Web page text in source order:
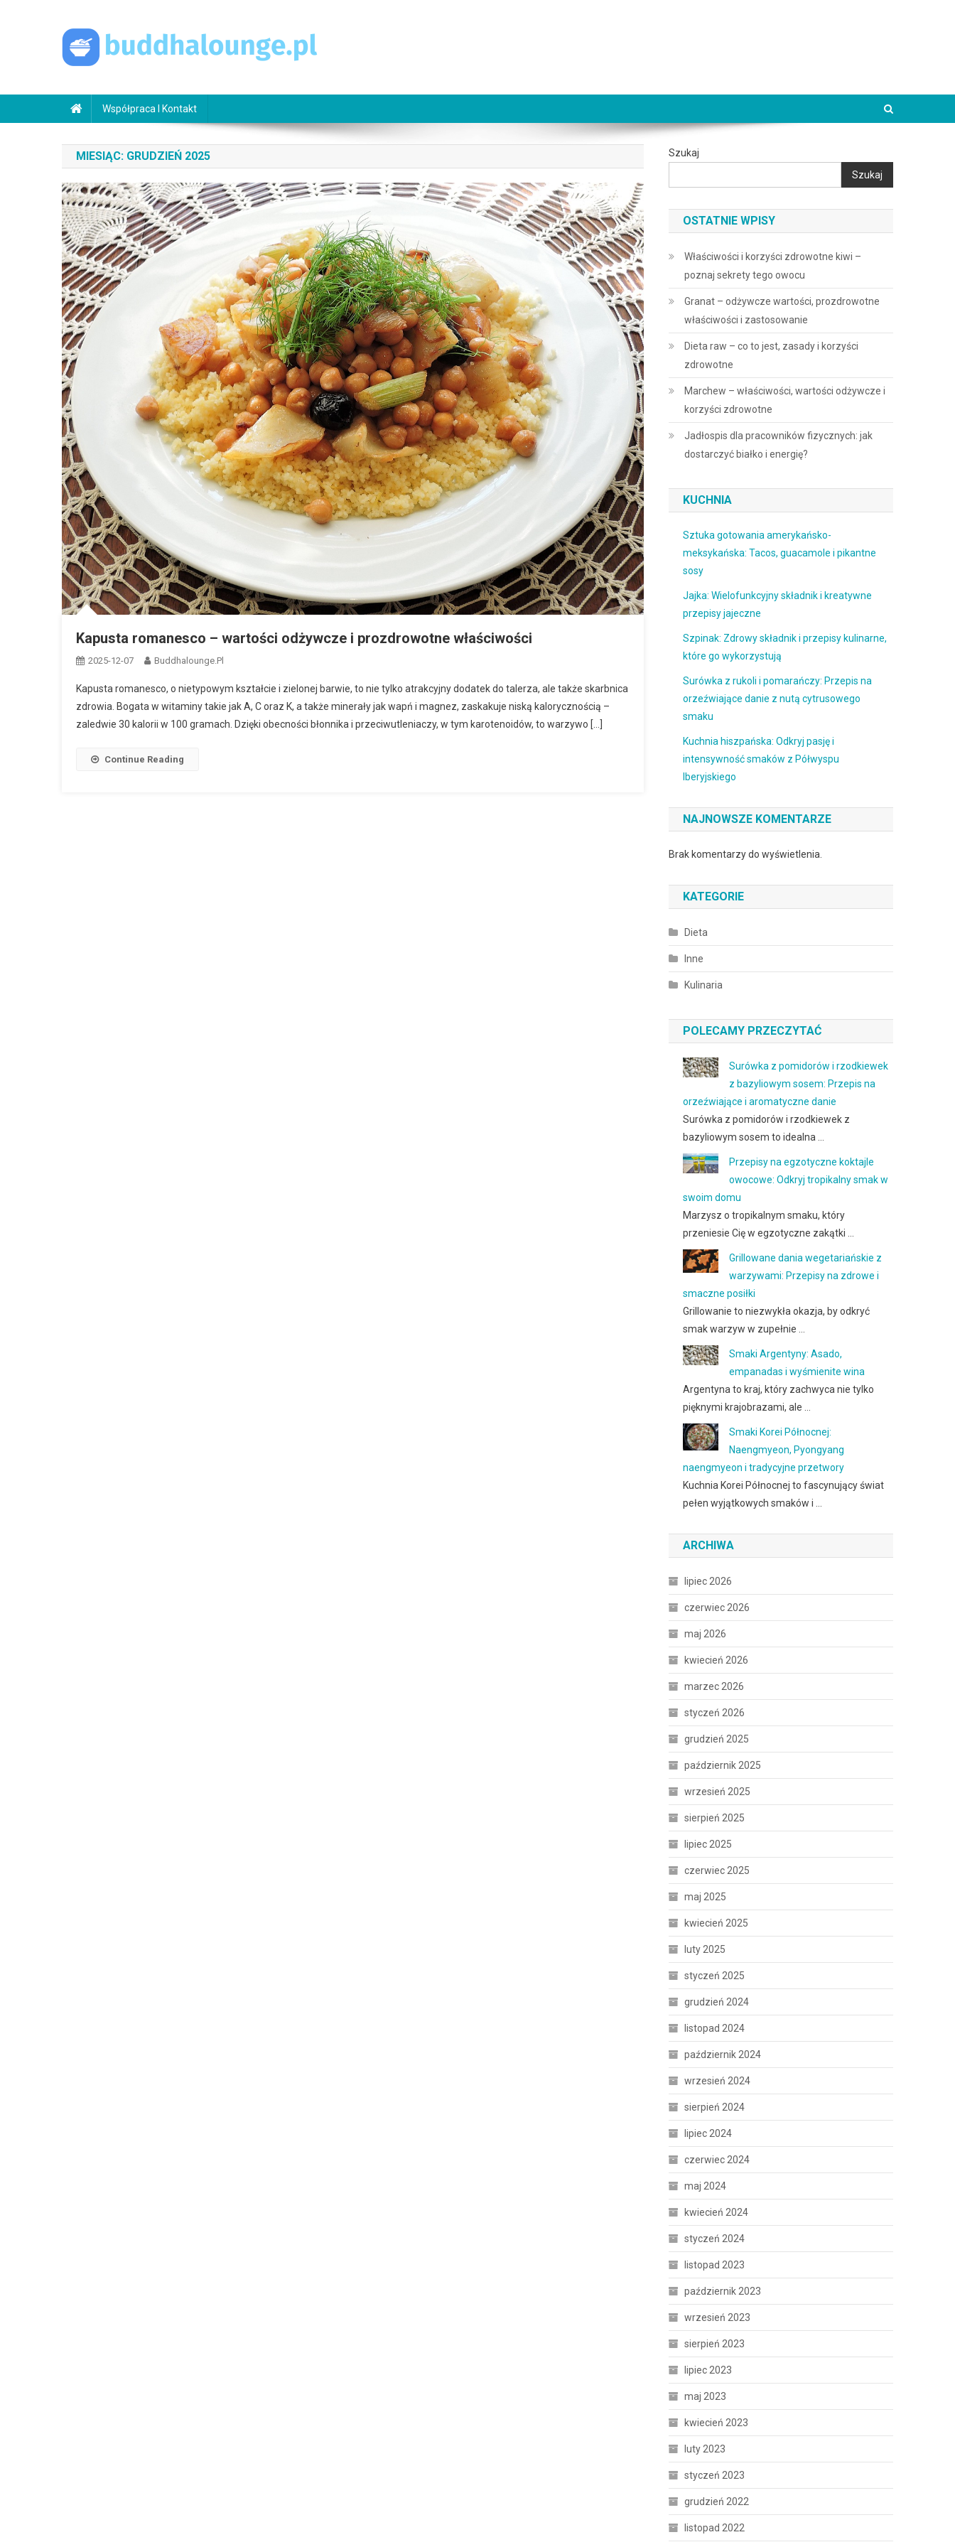
Współpraca I Kontakt
MIESIĄC: GRUDZIEŃ 2025
Kapusta romanesco – wartości odżywcze i prozdrowotne właściwości
2025-12-07 Buddhalounge.pl
Kapusta romanesco, o nietypowym kształcie i zielonej barwie, to nie tylko atrakcyjny dodatek do talerza, ale także skarbnica
zdrowia. Bogata w witaminy takie jak A, C oraz K, a także minerały jak wapń i magnez, zaskakuje niską kalorycznością –
zaledwie 30 kalorii w 100 gramach. Dzięki obecności błonnika i przeciwutleniaczy, w tym karotenoidów, to warzywo […]
Continue Reading
Szukaj
Szukaj
OSTATNIE WPISY
Właściwości i korzyści zdrowotne kiwi –
poznaj sekrety tego owocu
Granat – odżywcze wartości, prozdrowotne
właściwości i zastosowanie
Dieta raw – co to jest, zasady i korzyści
zdrowotne
Marchew – właściwości, wartości odżywcze i
korzyści zdrowotne
Jadłospis dla pracowników fizycznych: jak
dostarczyć białko i energię?
KUCHNIA
Sztuka gotowania amerykańsko-
meksykańska: Tacos, guacamole i pikantne
sosy
Jajka: Wielofunkcyjny składnik i kreatywne
przepisy jajeczne
Szpinak: Zdrowy składnik i przepisy kulinarne,
które go wykorzystują
Surówka z rukoli i pomarańczy: Przepis na
orzeźwiające danie z nutą cytrusowego
smaku
Kuchnia hiszpańska: Odkryj pasję i
intensywność smaków z Półwyspu
Iberyjskiego
NAJNOWSZE KOMENTARZE
Brak komentarzy do wyświetlenia.
KATEGORIE
Dieta
Inne
Kulinaria
POLECAMY PRZECZYTAĆ
Surówka z pomidorów i rzodkiewek
z bazyliowym sosem: Przepis na
orzeźwiające i aromatyczne danie
Surówka z pomidorów i rzodkiewek z
bazyliowym sosem to idealna …
Przepisy na egzotyczne koktajle
owocowe: Odkryj tropikalny smak w
swoim domu
Marzysz o tropikalnym smaku, który
przeniesie Cię w egzotyczne zakątki …
Grillowane dania wegetariańskie z
warzywami: Przepisy na zdrowe i
smaczne posiłki
Grillowanie to niezwykła okazja, by odkryć
smak warzyw w zupełnie …
Smaki Argentyny: Asado,
empanadas i wyśmienite wina
Argentyna to kraj, który zachwyca nie tylko
pięknymi krajobrazami, ale …
Smaki Korei Północnej:
Naengmyeon, Pyongyang
naengmyeon i tradycyjne przetwory
Kuchnia Korei Północnej to fascynujący świat
pełen wyjątkowych smaków i …
ARCHIWA
lipiec 2026
czerwiec 2026
maj 2026
kwiecień 2026
marzec 2026
styczeń 2026
grudzień 2025
październik 2025
wrzesień 2025
sierpień 2025
lipiec 2025
czerwiec 2025
maj 2025
kwiecień 2025
luty 2025
styczeń 2025
grudzień 2024
listopad 2024
październik 2024
wrzesień 2024
sierpień 2024
lipiec 2024
czerwiec 2024
maj 2024
kwiecień 2024
styczeń 2024
listopad 2023
październik 2023
wrzesień 2023
sierpień 2023
lipiec 2023
maj 2023
kwiecień 2023
luty 2023
styczeń 2023
grudzień 2022
listopad 2022